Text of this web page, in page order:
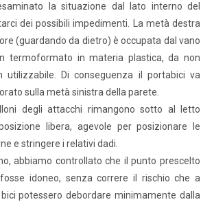
la situazione dal lato interno del
dei possibili impedimenti. La metà destra
(guardando da dietro) è occupata dal vano
termoformato in materia plastica, da non
utilizzabile. Di conseguenza il portabici va
sulla metà sinistra della parete.
degli attacchi rimangono sotto al letto
libera, agevole per posizionare le
e stringere i relativi dadi.
abbiamo controllato che il punto prescelto
idoneo, senza correre il rischio che a
potessero debordare minimamente dalla